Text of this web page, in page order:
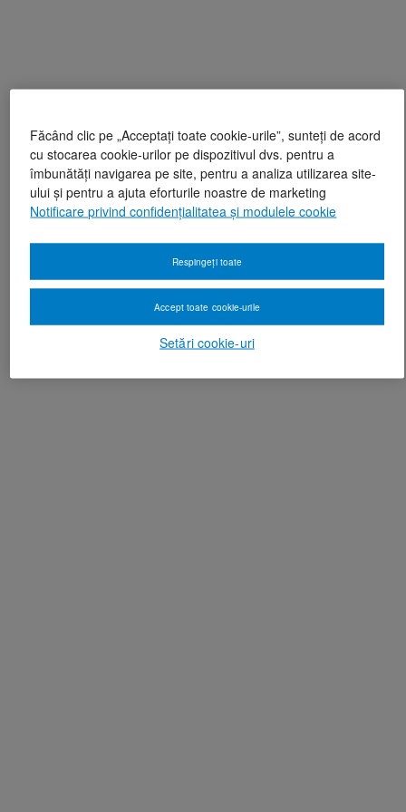
Făcând clic pe „Acceptați toate cookie-urile”, sunteți de acord
cu stocarea cookie-urilor pe dispozitivul dvs. pentru a
îmbunătăți navigarea pe site, pentru a analiza utilizarea site-
ului și pentru a ajuta eforturile noastre de marketing
Notificare privind confidențialitatea și modulele cookie
Setări cookie-uri
Respingeți toate
Accept toate cookie-urile